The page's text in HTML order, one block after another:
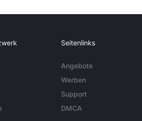
Seitenlinks
Angebote
Werben
Support
DMCA